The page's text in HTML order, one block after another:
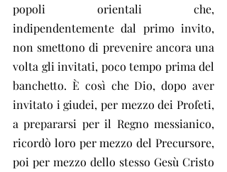
popoli orientali che,
indipendentemente dal primo invito,
non smettono di prevenire ancora una
volta gli invitati, poco tempo prima del
banchetto. È così che Dio, dopo aver
invitato i giudei, per mezzo dei Profeti,
a prepararsi per il Regno messianico,
ricordò loro per mezzo del Precursore,
poi per mezzo dello stesso Gesù Cristo